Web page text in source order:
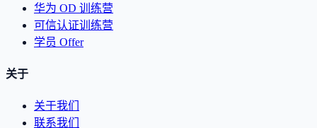
华为 OD 训练营
可信认证训练营
学员 Offer
关于
关于我们
联系我们